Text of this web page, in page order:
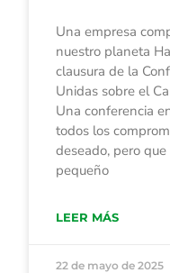
Una empresa
nuestro planeta
clausura de la
Unidas sobre el
Una conferencia
todos los
deseado, pero
pequeño
LEER MÁS
22 de mayo de 2025